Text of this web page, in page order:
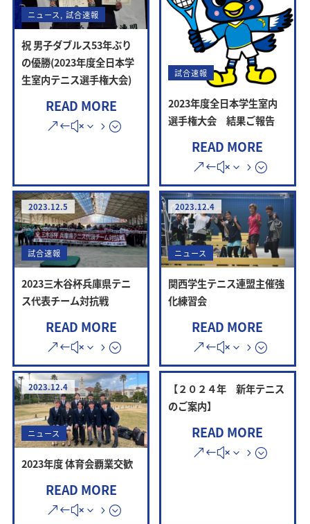
ニュース ,試合速報
祝 男子ダブルス53年ぶり
の優勝(2023年度全日本学
生室内テニス選手権大会)
READ MORE
試合速報
2023年度全日本学生室内
選手権大会 結果ご報告
READ MORE
2023.12.5
試合速報
2023三木谷杯兵庫県テニ
ス代表チーム対抗戦
READ MORE
2023.12.4
ニュース
関西学生テニス連盟主催強
化練習会
READ MORE
2023.12.4
ニュース
2023年度 体育会覇業交歓
READ MORE
【２０２４年 新年テニス
のご案内】
READ MORE